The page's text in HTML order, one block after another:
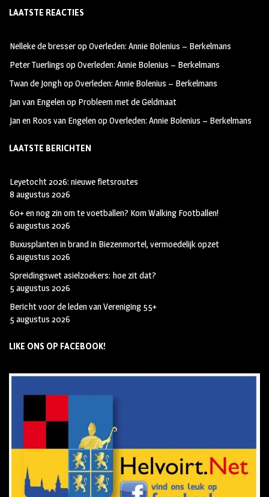
b
oo
k
ag
m
tt
LAATSTE REACTIES
Nelleke de bresseropOverleden: Annie Bolenius – Berkelmans
Peter Tuerlings opOverleden: Annie Bolenius – Berkelmans
Twan de JonghopOverleden: Annie Bolenius – Berkelmans
Jan van Engelenop Probleem met de Geldmaat
Jan en Roos van EngelenopOverleden: Annie Bolenius – Berkelmans
LAATSTE BERICHTEN
Leyetocht 2026: nieuwe fietsroutes
8 augustus 2026
60+ en nog zin om te voetballen? Kom Walking Footballen!
6 augustus 2026
Buxusplanten in brand in Biezenmortel, vermoedelijk opzet
6 augustus 2026
Spreidingswet asielzoekers: hoe zit dat?
5 augustus 2026
Bericht voor de leden van Vereniging 55+
5 augustus 2026
LIKE ONS OP FACEBOOK!